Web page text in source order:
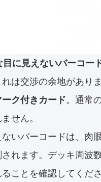
目に見えないバーコー
は交渉の余地があり
ーク付きカード。通常
せん。
ないバーコードは、肉
されます。デッキ周波
ことを確認してくださ